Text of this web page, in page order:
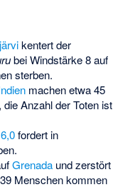
kentert der
bei Windstärke 8 auf
sterben.
machen etwa 45
Anzahl der Toten ist
fordert in
Grenadaund zerstört
Menschen kommen